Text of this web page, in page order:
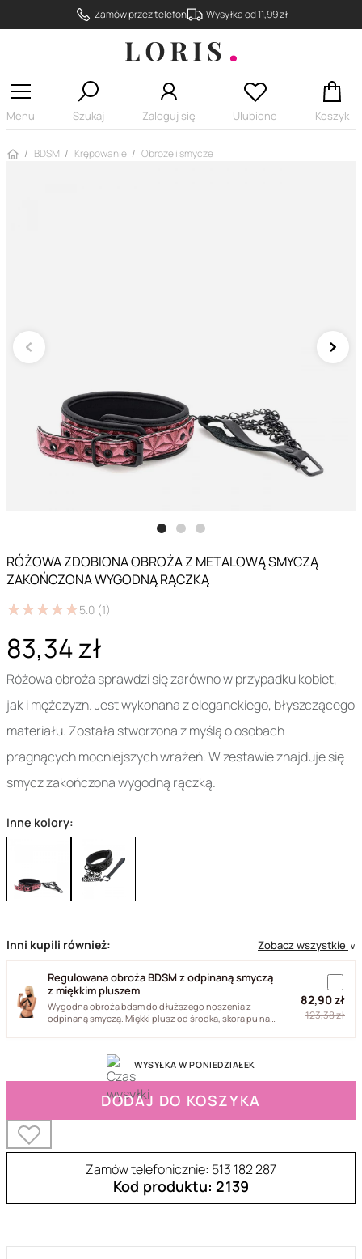
Zamów przez telefon Wysyłka od 11,99 zł
Menu Szukaj Zaloguj się Ulubione Koszyk
Strona główna
BDSM Krępowanie Obroże i smycze
RÓŻOWA ZDOBIONA OBROŻA Z METALOWĄ SMYCZĄ
ZAKOŃCZONA WYGODNĄ RĄCZKĄ
★★★★★
★★★★★5.0 (1)
83,34 zł
Różowa obroża sprawdzi się zarówno w przypadku kobiet,
jak i mężczyzn. Jest wykonana z eleganckiego, błyszczącego
materiału. Została stworzona z myślą o osobach
pragnących mocniejszych wrażeń. W zestawie znajduje się
smycz zakończona wygodną rączką.
Inne kolory:
Inni kupili również: Zobacz wszystkie ∨
Regulowana obroża BDSM z odpinaną smyczą
z miękkim pluszem
Wygodna obroża bdsm do dłuższego noszenia z
odpinaną smyczą. Miękki plusz od środka, skóra pu na
82,90 zł
123,38 zł
WYSYŁKA W PONIEDZIAŁEK
DODAJ DO KOSZYKA
Zamów telefonicznie: 513 182 287
Kod produktu: 2139